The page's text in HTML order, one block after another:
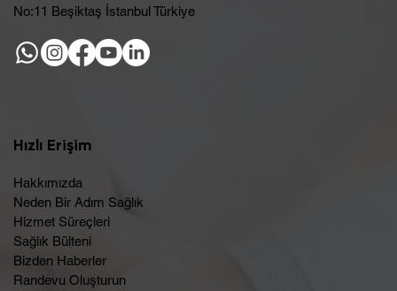
No:11 Beşiktaş İstanbul Türkiye
Hızlı Erişim
Hakkımızda
Neden Bir Adım Sağlık
Hizmet Süreçleri
Sağlık Bülteni
Bizden Haberler
Randevu Oluşturun​